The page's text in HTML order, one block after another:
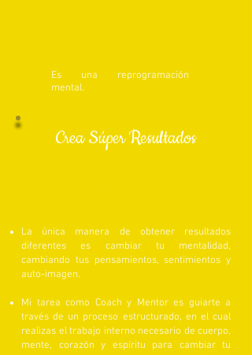
Es una reprogramación
mental.
Crea Súper Resultados
La única manera de obtener resultados
diferentes es cambiar tu mentalidad,
cambiando tus pensamientos, sentimientos y
auto-imagen.
Mi tarea como Coach y Mentor es guiarte a
través de un proceso estructurado, en el cual
realizas el trabajo interno necesario de cuerpo,
mente, corazón y espíritu para cambiar tu